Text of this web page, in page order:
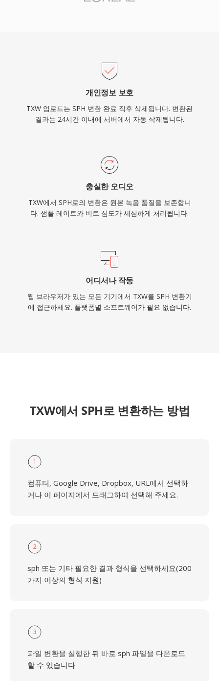
개인정보 보호
TXW 업로드는 SPH 변환 완료 직후 삭제됩니다. 변환된
결과는 24시간 이내에 서버에서 자동 삭제됩니다.
충실한 오디오
TXW에서 SPH로의 변환은 원본 녹음 품질을 보존합니
다. 샘플 레이트와 비트 심도가 세심하게 처리됩니다.
어디서나 작동
웹 브라우저가 있는 모든 기기에서 TXW를 SPH 변환기
에 접근하세요. 플랫폼별 소프트웨어가 필요 없습니다.
TXW에서 SPH로 변환하는 방법
1
컴퓨터, Google Drive, Dropbox, URL에서 선택하
거나 이 페이지에서 드래그하여 선택해 주세요.
2
sph 또는 기타 필요한 결과 형식을 선택하세요(200
가지 이상의 형식 지원)
3
파일 변환을 실행한 뒤 바로 sph 파일을 다운로드
할 수 있습니다